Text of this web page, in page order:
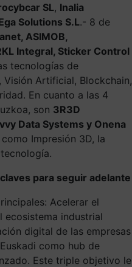
SL, Inalia
Solutions S.L.- 8 de
ASIMOB,
Integral, Sticker Control
tecnologías de
Artificial, Blockchain,
En cuanto a las 4
son 3R3D
Data Systems y Onena
Impresión 3D, la
para seguir adelante
Acelerar el
ecosistema industrial
digital de las empresas
como hub de
Este triple objetivo le